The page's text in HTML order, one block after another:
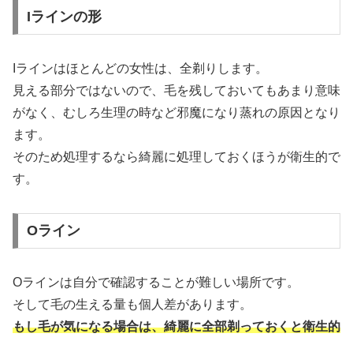
Iラインの形
Iラインはほとんどの女性は、全剃りします。
見える部分ではないので、毛を残しておいてもあまり意味
がなく、むしろ生理の時など邪魔になり蒸れの原因となり
ます。
そのため処理するなら綺麗に処理しておくほうが衛生的で
す。
Oライン
Oラインは自分で確認することが難しい場所です。
そして毛の生える量も個人差があります。
もし毛が気になる場合は、綺麗に全部剃っておくと衛生的